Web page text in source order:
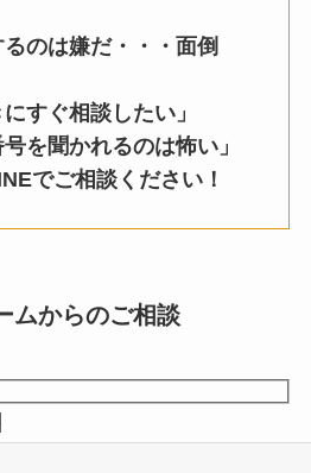
るのは嫌だ・・・面倒
すぐ相談したい」
を聞かれるのは怖い」
でご相談ください！
ムからのご相談